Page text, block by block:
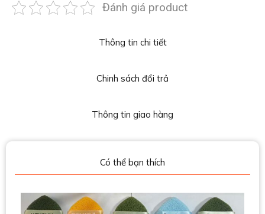
Thông tin chi tiết
Chinh sách đổi trả
Thông tin giao hàng
Đánh giá product
Có thể bạn thích